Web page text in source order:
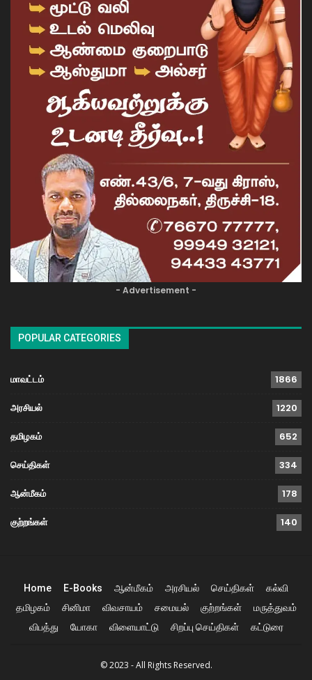
- Advertisement -
POPULAR CATEGORIES
மாவட்டம் 1866
அரசியல் 1220
தமிழகம் 652
செய்திகள் 334
ஆன்மீகம் 178
குற்றங்கள் 140
Home E-Books ஆன்மீகம் அரசியல் செய்திகள்
கல்வி
தமிழகம்
சினிமா விவசாயம் சமையல் குற்றங்கள்
மருத்துவம்
விபத்து
யோகா விளையாட்டு சிறப்பு செய்திகள் கட்டுரை
© 2023 - All Rights Reserved.